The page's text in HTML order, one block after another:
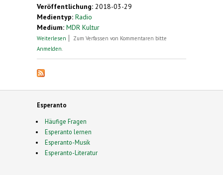
Veröffentlichung: 2018-03-29
Medientyp: Radio
Medium: MDR Kultur
Weiterlesen über Radio-Hinweis auf PSI in Plauen
Zum Verfassen von Kommentaren bitte
Anmelden
Esperanto
Häufige Fragen
Esperanto lernen
Esperanto-Musik
Esperanto-Literatur